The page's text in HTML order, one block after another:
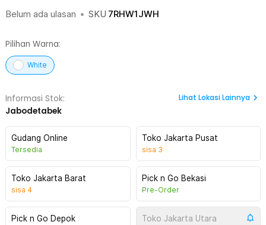
Belum ada ulasan • SKU 7RHW1JWH
Pilihan Warna:
White
Informasi Stok:
Jabodetabek
Lihat Lokasi Lainnya
Gudang Online
Tersedia
Toko Jakarta Pusat
sisa 3
Toko Jakarta Barat
sisa 4
Pick n Go Bekasi
Pre-Order
Pick n Go Depok Toko Jakarta Utara